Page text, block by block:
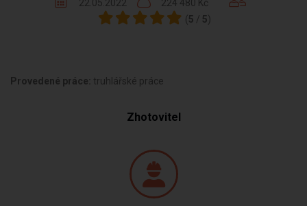
22.05.2022
224 480 Kč
( 5 / 5)
Provedené práce: truhlářské práce
Zhotovitel